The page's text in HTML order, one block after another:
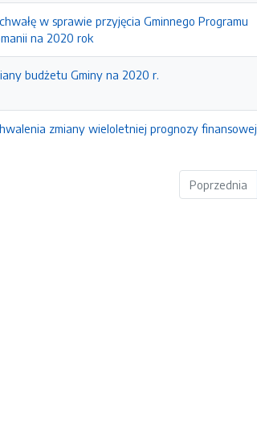
w sprawie przyjęcia Gminnego Programu
na 2020 rok
budżetu Gminy na 2020 r.
zmiany wieloletniej prognozy finansowej
Poprzednia